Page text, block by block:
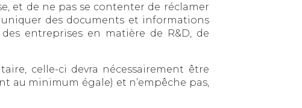
et de ne pas se contenter de réclamer
des documents et informations
entreprises en matière de R&D, de
celle-ci devra nécessairement être
au minimum égale) et n’empêche pas,